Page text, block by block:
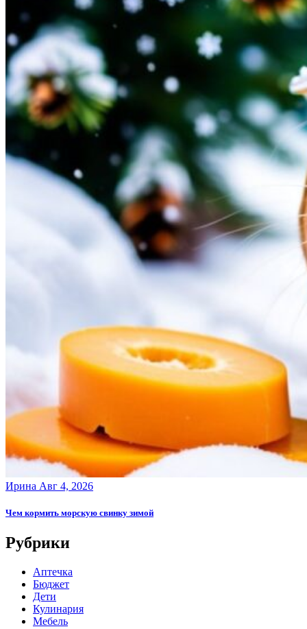
Ирина Авг 4, 2026
Чем кормить морскую свинку зимой
Рубрики
Аптечка
Бюджет
Дети
Кулинария
Мебель